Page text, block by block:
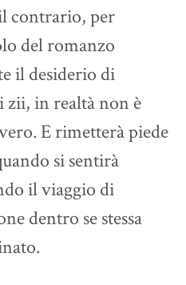
contrario, per
del romanzo
il desiderio di
zii, in realtà non è
E rimetterà piede
si sentirà
il viaggio di
dentro se stessa